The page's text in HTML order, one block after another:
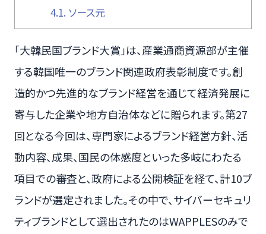
4.1. ソース元
「大韓民国ブランド大賞」は、産業通商資源部が主催
する韓国唯一のブランド関連政府表彰制度です。創
造的かつ先進的なブランド経営を通じて経済発展に
寄与した企業や地方自治体などに贈られます。第27
回となる今回は、専門家によるブランド経営方針、活
動内容、成果、国民の体感度といった多岐にわたる
項目での審査と、政府による公開検証を経て、計10ブ
ランドが選定されました。その中で、サイバーセキュリ
ティブランドとして選出されたのはWAPPLESのみで